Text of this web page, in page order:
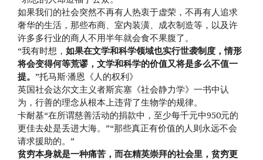
如果我们的社会突然不再有人热衷于虚荣，不再有人追求
奢华的生活，那些布商、室内装潢、成衣制造等，以及许
许多多行业的商人不用半年就会食不果腹了。
“我有时想， 如果在文学和科学领域也实行世袭制度，情形
将会变得何等荒谬，文学和科学的价值又将是多么不值一
提。 ”托马斯·潘恩《人的权利》
英国社会达尔文主义者斯宾塞《社会静力学》一书中认
为，行善的理念从根本上违背了生物学的规律。
卡耐基“在所谓慈善活动的捐款中，至少每千元中950元的
更佳去处是丢进大海。”“那些真正有价值的人则永远不会
请求援助的。”
贫穷本身就是一种痛苦，而在精英崇拜的社会里，贫穷更